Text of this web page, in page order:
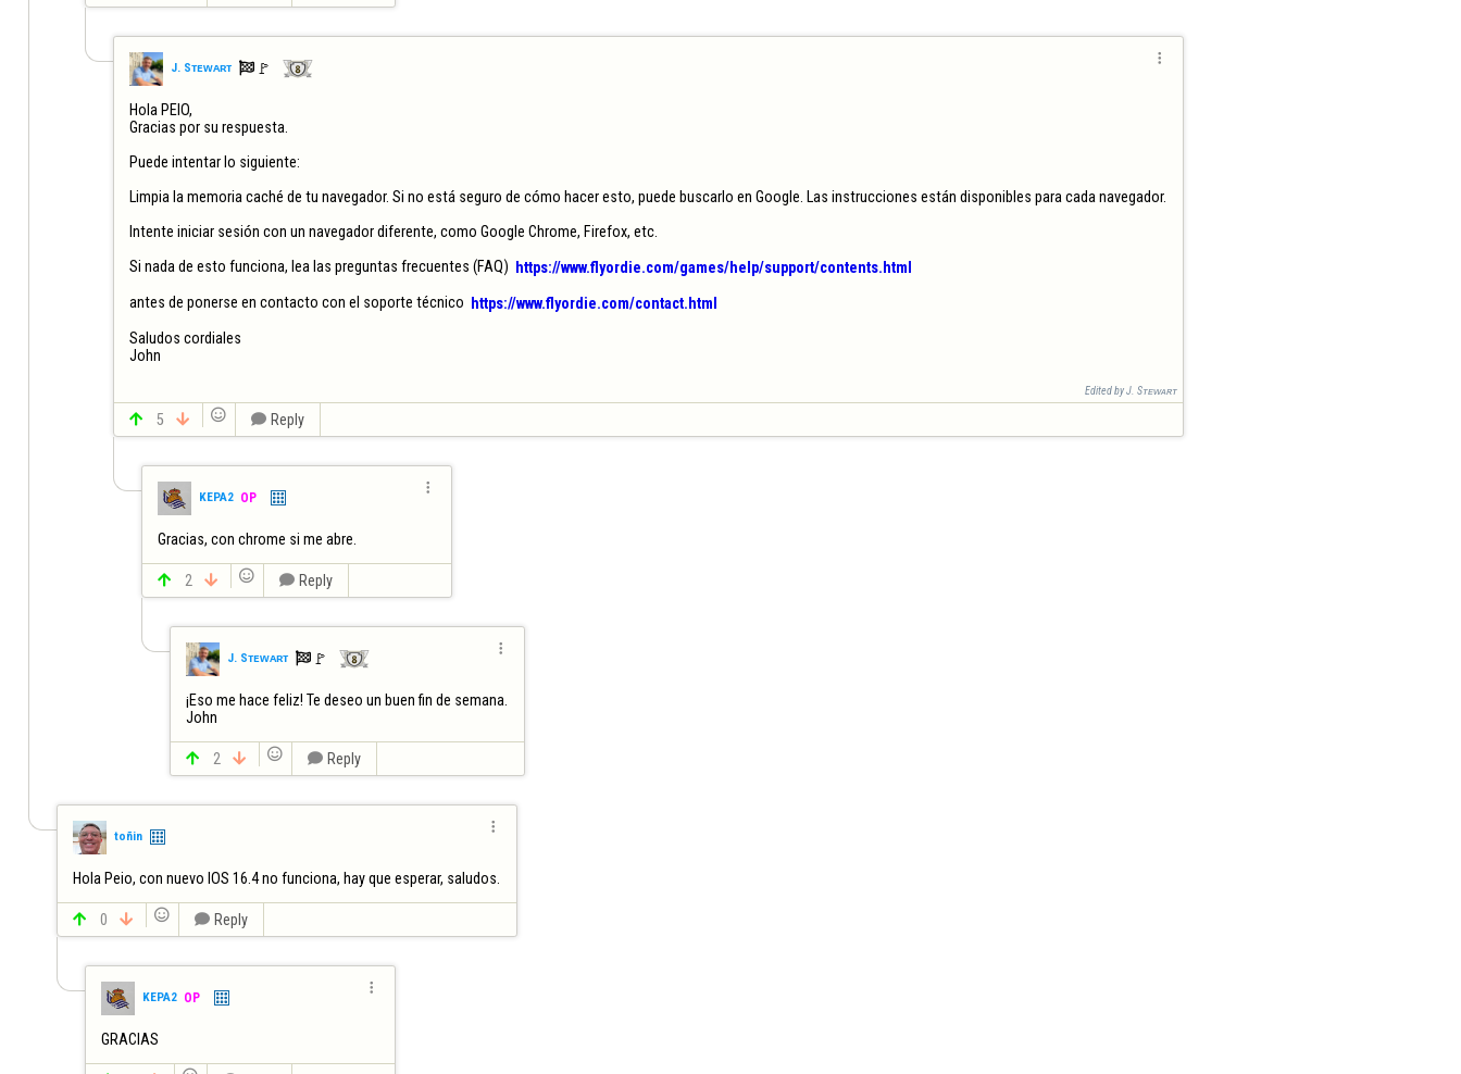
J. Sᴛᴇᴡᴀʀᴛ  🚩️

Hola PEIO,
Gracias por su respuesta.
Puede intentar lo siguiente:
Limpia la memoria caché de tu navegador. Si no está seguro de cómo hacer esto, puede buscarlo en Google. Las instrucciones están disponibles para cada navegador.
Intente iniciar sesión con un navegador diferente, como Google Chrome, Firefox, etc.
Si nada de esto funciona, lea las preguntas frecuentes (FAQ)
https://www.flyordie.com/games/help/support/contents.html
antes de ponerse en contacto con el soporte técnico
https://www.flyordie.com/contact.html
Saludos cordiales
John
Edited by J. Sᴛᴇᴡᴀʀᴛ
 5    Reply
KEPA2 OP

Gracias, con chrome si me abre.
 2    Reply
J. Sᴛᴇᴡᴀʀᴛ  🚩️

¡Eso me hace feliz! Te deseo un buen fin de semana.
John
 2    Reply
toñin

Hola Peio, con nuevo IOS 16.4 no funciona, hay que esperar, saludos.
 0    Reply
KEPA2 OP

GRACIAS